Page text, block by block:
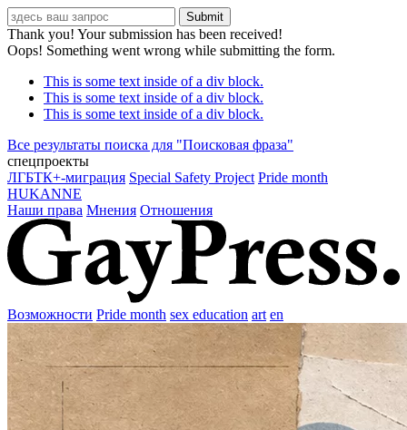
Thank you! Your submission has been received!
Oops! Something went wrong while submitting the form.
This is some text inside of a div block.
This is some text inside of a div block.
This is some text inside of a div block.
Все результаты поиска для "Поисковая фраза"
спецпроекты
ЛГБТК+-миграция Special Safety Project Pride month
HUKANNE
Наши права Мнения Отношения
Возможности Pride month sex education art en